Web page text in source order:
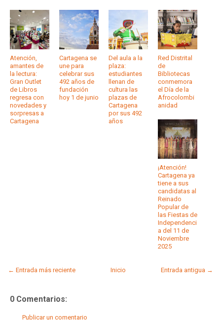
Atención,
amantes de
la lectura:
Gran Outlet
de Libros
regresa con
novedades y
sorpresas a
Cartagena
Cartagena se
une para
celebrar sus
492 años de
fundación
hoy 1 de junio
Del aula a la
plaza:
estudiantes
llenan de
cultura las
plazas de
Cartagena
por sus 492
años
Red Distrital
de
Bibliotecas
conmemora
el Día de la
Afrocolombi
anidad
¡Atención!
Cartagena ya
tiene a sus
candidatas al
Reinado
Popular de
las Fiestas de
Independenci
a del 11 de
Noviembre
2025
← Entrada más reciente Entrada antigua →
Inicio
0 Comentarios:
Publicar un comentario